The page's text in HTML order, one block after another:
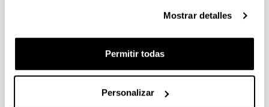
Mostrar detalles
Permitir todas
Personalizar
Espacios literarios regionales y su proyección
- )"Proyecto de Investigación Fundamental No
Orientada (Ministerio de Ciencia e Innovación):
"Espacio, identidad y mito en la narrativa
contemporánea del Oeste norteamericano